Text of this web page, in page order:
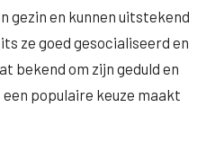
gezin en kunnen uitstekend
ze goed gesocialiseerd en
bekend om zijn geduld en
populaire keuze maakt